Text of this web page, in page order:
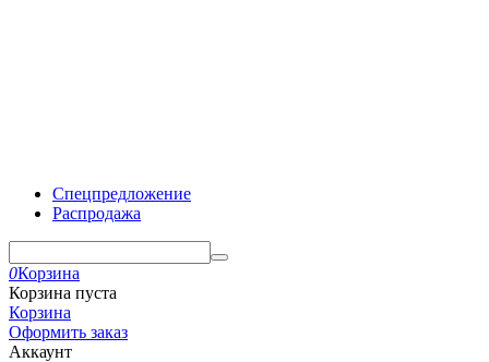
Спецпредложение
Распродажа
0Корзина
Корзина пуста
Корзина
Оформить заказ
Аккаунт